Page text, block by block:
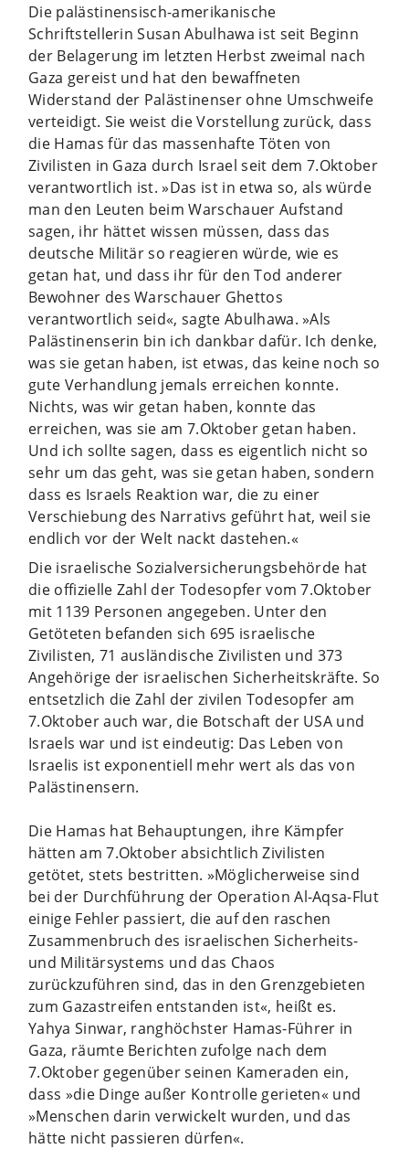
Die palästinensisch-amerikanische
Schriftstellerin Susan Abulhawa ist seit Beginn
der Belagerung im letzten Herbst zweimal nach
Gaza gereist und hat den bewaffneten
Widerstand der Palästinenser ohne Umschweife
verteidigt. Sie weist die Vorstellung zurück, dass
die Hamas für das massenhafte Töten von
Zivilisten in Gaza durch Israel seit dem 7.Oktober
verantwortlich ist. »Das ist in etwa so, als würde
man den Leuten beim Warschauer Aufstand
sagen, ihr hättet wissen müssen, dass das
deutsche Militär so reagieren würde, wie es
getan hat, und dass ihr für den Tod anderer
Bewohner des Warschauer Ghettos
verantwortlich seid«, sagte Abulhawa. »Als
Palästinenserin bin ich dankbar dafür. Ich denke,
was sie getan haben, ist etwas, das keine noch so
gute Verhandlung jemals erreichen konnte.
Nichts, was wir getan haben, konnte das
erreichen, was sie am 7.Oktober getan haben.
Und ich sollte sagen, dass es eigentlich nicht so
sehr um das geht, was sie getan haben, sondern
dass es Israels Reaktion war, die zu einer
Verschiebung des Narrativs geführt hat, weil sie
endlich vor der Welt nackt dastehen.«
Die israelische Sozialversicherungsbehörde hat
die offizielle Zahl der Todesopfer vom 7.Oktober
mit 1139 Personen angegeben. Unter den
Getöteten befanden sich 695 israelische
Zivilisten, 71 ausländische Zivilisten und 373
Angehörige der israelischen Sicherheitskräfte. So
entsetzlich die Zahl der zivilen Todesopfer am
7.Oktober auch war, die Botschaft der USA und
Israels war und ist eindeutig: Das Leben von
Israelis ist exponentiell mehr wert als das von
Palästinensern.
Die Hamas hat Behauptungen, ihre Kämpfer
hätten am 7.Oktober absichtlich Zivilisten
getötet, stets bestritten. »Möglicherweise sind
bei der Durchführung der Operation Al-Aqsa-Flut
einige Fehler passiert, die auf den raschen
Zusammenbruch des israelischen Sicherheits-
und Militärsystems und das Chaos
zurückzuführen sind, das in den Grenzgebieten
zum Gazastreifen entstanden ist«, heißt es.
Yahya Sinwar, ranghöchster Hamas-Führer in
Gaza, räumte Berichten zufolge nach dem
7.Oktober gegenüber seinen Kameraden ein,
dass »die Dinge außer Kontrolle gerieten« und
»Menschen darin verwickelt wurden, und das
hätte nicht passieren dürfen«.